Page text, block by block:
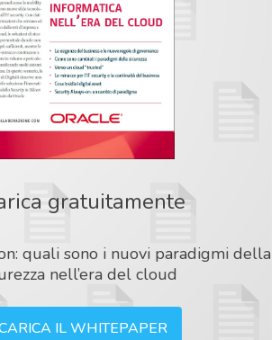
gratuitamente
quali sono i nuovi paradigmi della
nell’era del cloud
IL WHITEPAPER